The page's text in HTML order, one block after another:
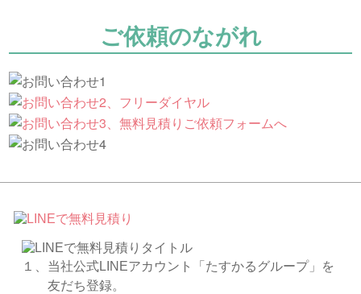
ご依頼のながれ
１、当社公式LINEアカウント「たすかるグループ」を
友だち登録。